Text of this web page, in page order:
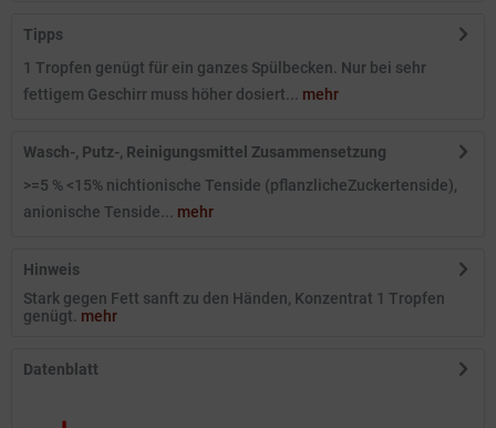
Tipps
1 Tropfen genügt für ein ganzes Spülbecken. Nur bei sehr
fettigem Geschirr muss höher dosiert... mehr
Wasch-, Putz-, Reinigungsmittel Zusammensetzung
>=5 % <15% nichtionische Tenside (pflanzlicheZuckertenside),
anionische Tenside... mehr
Hinweis
Stark gegen Fett sanft zu den Händen, Konzentrat 1 Tropfen
genügt. mehr
Datenblatt